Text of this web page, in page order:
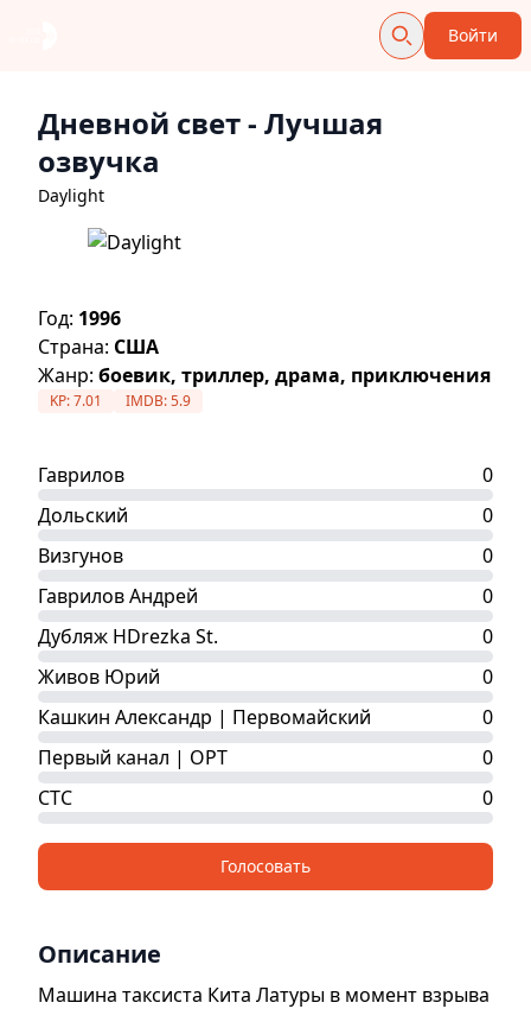
Войти
Дневной свет- Лучшая
озвучка
Daylight
Год: 1996
Страна: США
Жанр: боевик, триллер, драма, приключения
KP:7.01 IMDB:5.9
Гаврилов
0
Дольский
0
Визгунов
0
Гаврилов Андрей
0
Дубляж HDrezka St.
0
Живов Юрий
0
Кашкин Александр | Первомайский
0
Первый канал | ОРТ
0
СТС
0
Голосовать
Описание
Машина таксиста Кита Латуры в момент взрыва